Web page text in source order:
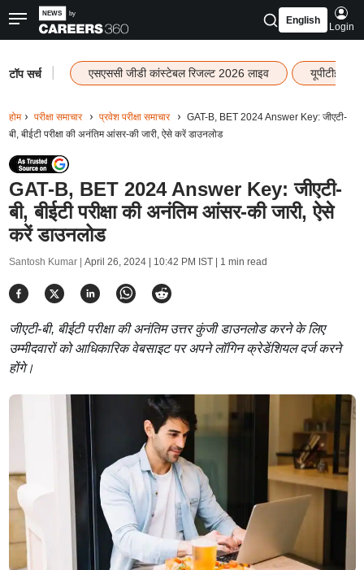
English
Login
टॉप सर्च एसएससी जीडी कांस्टेबल रिजल्ट 2026 लाइव यूपीटीईटी
होम परीक्षा समाचार प्रवेश परीक्षा समाचार
GAT-B, BET 2024 Answer Key: जीएटी-
बी, बीईटी परीक्षा की अनंतिम आंसर-की जारी, ऐसे करें डाउनलोड
GAT-B, BET 2024 Answer Key: जीएटी-
बी, बीईटी परीक्षा की अनंतिम आंसर-की जारी, ऐसे
करें डाउनलोड
Santosh Kumar | April 26, 2024 | 10:42 PM IST| 1 min read
जीएटी-बी, बीईटी परीक्षा की अनंतिम उत्तर कुंजी डाउनलोड करने के लिए
उम्मीदवारों को आधिकारिक वेबसाइट पर अपने लॉगिन क्रेडेंशियल दर्ज करने
होंगे।